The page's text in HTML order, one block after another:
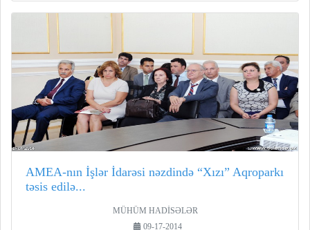
AMEA-nın İşlər İdarəsi nəzdində “Xızı” Aqroparkı
təsis edilə...
MÜHÜM HADİSƏLƏR
09-17-2014